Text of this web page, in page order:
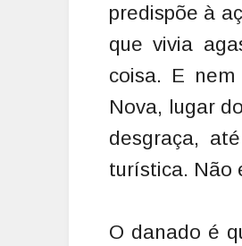
predispõe à
que vivia
coisa. E
Nova, lugar
desgraça,
turística. Não
O danado é